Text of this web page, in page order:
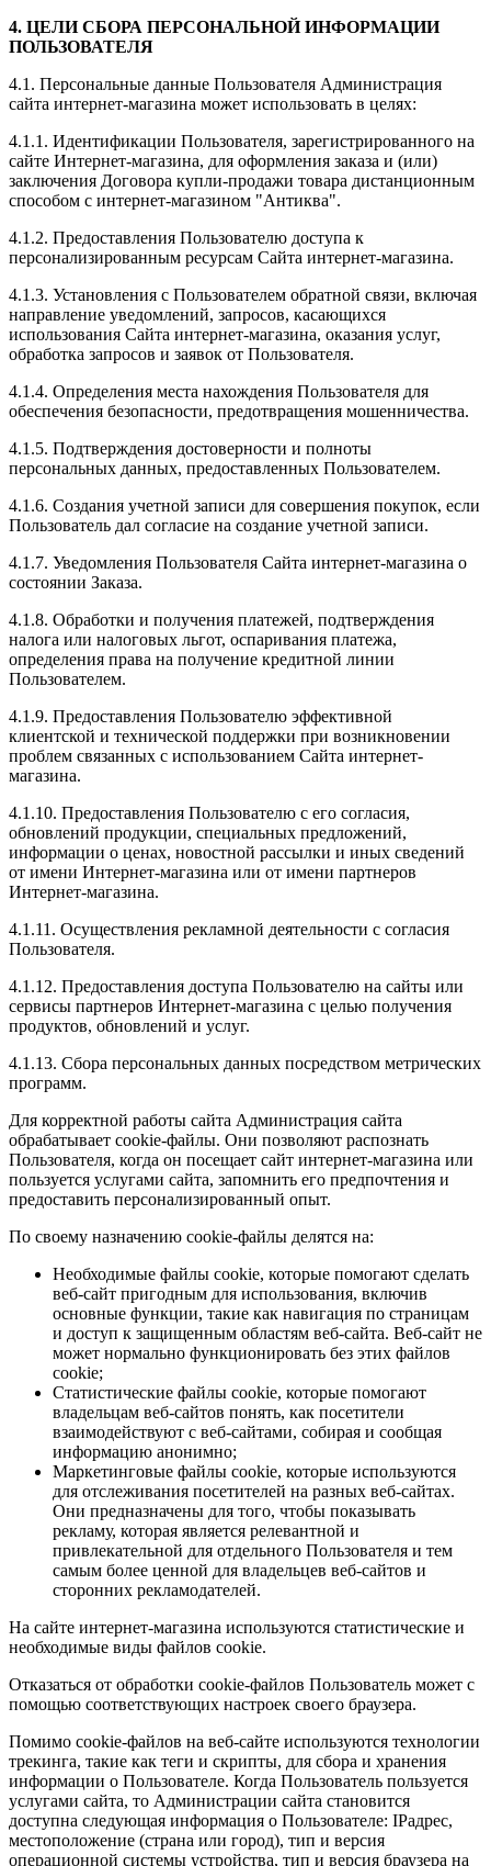
4. ЦЕЛИ СБОРА ПЕРСОНАЛЬНОЙ ИНФОРМАЦИИ
ПОЛЬЗОВАТЕЛЯ
4.1. Персональные данные Пользователя Администрация
сайта интернет-магазина может использовать в целях:
4.1.1. Идентификации Пользователя, зарегистрированного на
сайте Интернет-магазина, для оформления заказа и (или)
заключения Договора купли-продажи товара дистанционным
способом с интернет-магазином "Антиква".
4.1.2. Предоставления Пользователю доступа к
персонализированным ресурсам Сайта интернет-магазина.
4.1.3. Установления с Пользователем обратной связи, включая
направление уведомлений, запросов, касающихся
использования Сайта интернет-магазина, оказания услуг,
обработка запросов и заявок от Пользователя.
4.1.4. Определения места нахождения Пользователя для
обеспечения безопасности, предотвращения мошенничества.
4.1.5. Подтверждения достоверности и полноты
персональных данных, предоставленных Пользователем.
4.1.6. Создания учетной записи для совершения покупок, если
Пользователь дал согласие на создание учетной записи.
4.1.7. Уведомления Пользователя Сайта интернет-магазина о
состоянии Заказа.
4.1.8. Обработки и получения платежей, подтверждения
налога или налоговых льгот, оспаривания платежа,
определения права на получение кредитной линии
Пользователем.
4.1.9. Предоставления Пользователю эффективной
клиентской и технической поддержки при возникновении
проблем связанных с использованием Сайта интернет-
магазина.
4.1.10. Предоставления Пользователю с его согласия,
обновлений продукции, специальных предложений,
информации о ценах, новостной рассылки и иных сведений
от имени Интернет-магазина или от имени партнеров
Интернет-магазина.
4.1.11. Осуществления рекламной деятельности с согласия
Пользователя.
4.1.12. Предоставления доступа Пользователю на сайты или
сервисы партнеров Интернет-магазина с целью получения
продуктов, обновлений и услуг.
4.1.13. Сбора персональных данных посредством метрических
программ.
Для корректной работы сайта Администрация сайта
обрабатывает cookie-файлы. Они позволяют распознать
Пользователя, когда он посещает сайт интернет-магазина или
пользуется услугами сайта, запомнить его предпочтения и
предоставить персонализированный опыт.
По своему назначению cookie-файлы делятся на:
Необходимые файлы cookie, которые помогают сделать
веб-сайт пригодным для использования, включив
основные функции, такие как навигация по страницам
и доступ к защищенным областям веб-сайта. Веб-сайт не
может нормально функционировать без этих файлов
cookie;
Статистические файлы cookie, которые помогают
владельцам веб-сайтов понять, как посетители
взаимодействуют с веб-сайтами, собирая и сообщая
информацию анонимно;
Маркетинговые файлы cookie, которые используются
для отслеживания посетителей на разных веб-сайтах.
Они предназначены для того, чтобы показывать
рекламу, которая является релевантной и
привлекательной для отдельного Пользователя и тем
самым более ценной для владельцев веб-сайтов и
сторонних рекламодателей.
На сайте интернет-магазина используются статистические и
необходимые виды файлов cookie.
Отказаться от обработки cookie-файлов Пользователь может с
помощью соответствующих настроек своего браузера.
Помимо cookie-файлов на веб-сайте используются технологии
трекинга, такие как теги и скрипты, для сбора и хранения
информации о Пользователе. Когда Пользователь пользуется
услугами сайта, то Администрации сайта становится
доступна следующая информация о Пользователе: IPадрес,
местоположение (страна или город), тип и версия
операционной системы устройства, тип и версия браузера на